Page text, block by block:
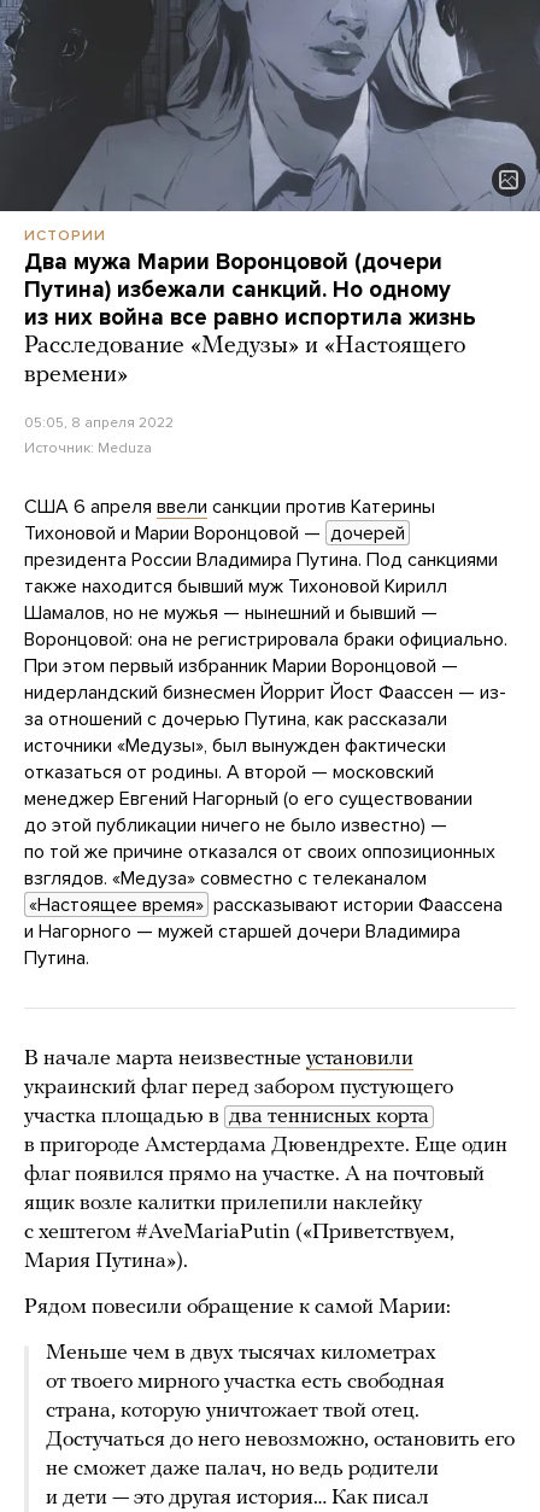
ИСТОРИИ
Два мужа Марии Воронцовой (дочери
Путина) избежали санкций. Но одному
из них война все равно испортила жизнь
Расследование «Медузы» и «Настоящего
времени»
05:05, 8 апреля 2022
Источник: Meduza
США 6 апреля ввели санкции против Катерины
Тихоновой и Марии Воронцовой — дочерей
президента России Владимира Путина. Под санкциями
также находится бывший муж Тихоновой Кирилл
Шамалов, но не мужья — нынешний и бывший —
Воронцовой: она не регистрировала браки официально.
При этом первый избранник Марии Воронцовой —
нидерландский бизнесмен Йоррит Йост Фаассен — из-
за отношений с дочерью Путина, как рассказали
источники «Медузы», был вынужден фактически
отказаться от родины. А второй — московский
менеджер Евгений Нагорный (о его существовании
до этой публикации ничего не было известно) —
по той же причине отказался от своих оппозиционных
взглядов. «Медуза» совместно с телеканалом
«Настоящее время» рассказывают истории Фаассена
и Нагорного — мужей старшей дочери Владимира
Путина.
В начале марта неизвестные установили
украинский флаг перед забором пустующего
участка площадью в два теннисных корта
в пригороде Амстердама Дювендрехте. Еще один
флаг появился прямо на участке. А на почтовый
ящик возле калитки прилепили наклейку
с хештегом #AveMariaPutin («Приветствуем,
Мария Путина»).
Рядом повесили обращение к самой Марии:
Меньше чем в двух тысячах километрах
от твоего мирного участка есть свободная
страна, которую уничтожает твой отец.
Достучаться до него невозможно, остановить его
не сможет даже палач, но ведь родители
и дети — это другая история… Как писал